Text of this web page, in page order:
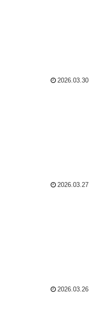
2026.03.30
2026.03.27
2026.03.26